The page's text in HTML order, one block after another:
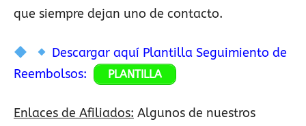
que siempre dejan uno de contacto.
Descargar aquí Plantilla Seguimiento de
Reembolsos:
PLANTILLA
Enlaces de Afiliados: Algunos de nuestros